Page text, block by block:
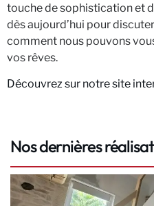
touche de sophistication et
dès aujourd’hui pour
comment nous pouvons
vos rêves.
Découvrez sur notre site
Nos dernières